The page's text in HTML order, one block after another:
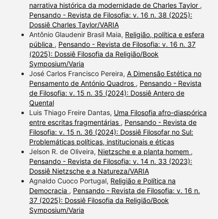
narrativa histórica da modernidade de Charles Taylor ,
Pensando - Revista de Filosofia: v. 16 n. 38 (2025):
Dossiê Charles Taylor/VARIA
Antônio Glaudenir Brasil Maia, Religião, política e esfera
pública , Pensando - Revista de Filosofia: v. 16 n. 37
(2025): Dossiê Filosofia da Religião/Book
Symposium/Varia
José Carlos Francisco Pereira, A Dimensão Estética no
Pensamento de António Quadros , Pensando - Revista
de Filosofia: v. 15 n. 35 (2024): Dossiê Antero de
Quental
Luis Thiago Freire Dantas, Uma Filosofia afro-diaspórica
entre escritas fragmentárias , Pensando - Revista de
Filosofia: v. 15 n. 36 (2024): Dossiê Filosofar no Sul:
Problemáticas políticas, institucionais e éticas
Jelson R. de Oliveira, Nietzsche e a planta homem ,
Pensando - Revista de Filosofia: v. 14 n. 33 (2023):
Dossiê Nietzsche e a Natureza/VARIA
Agnaldo Cuoco Portugal, Religião e Política na
Democracia , Pensando - Revista de Filosofia: v. 16 n.
37 (2025): Dossiê Filosofia da Religião/Book
Symposium/Varia